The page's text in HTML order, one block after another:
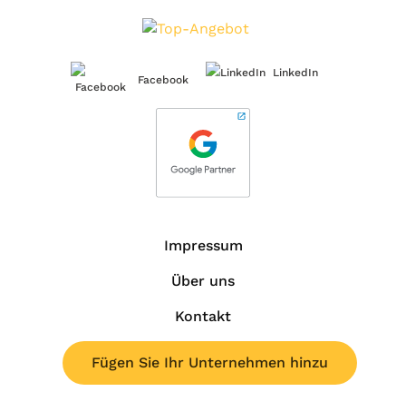
Facebook
LinkedIn
Impressum
Über uns
Kontakt
Fügen Sie Ihr Unternehmen hinzu